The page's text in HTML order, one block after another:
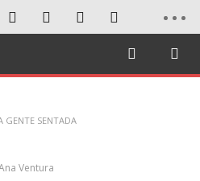
GENTE SENTADA
Ventura